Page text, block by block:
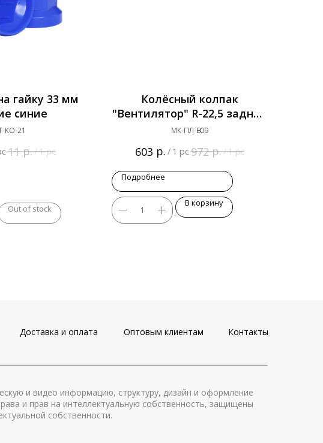
гайку 33 мм
синие
КО-21
11 р./1 pc
Out of stock
Колёсный колпак
"Вентилятор" R-22,5 задний
бордовый
МК-ПЛ-В09
603 р. / 1 pc972 р./1 pc
Подробнее
В корзину
Оптовым клиентам
Доставка и оплата Контакты
и видео информацию, структуру, дизайн и оформление
и прав на интеллектуальную собственность, защищены
собственности.